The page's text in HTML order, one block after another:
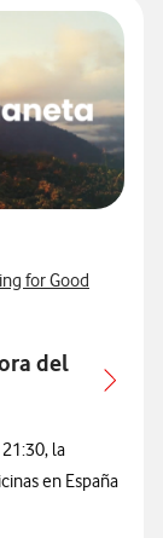
con
de prensa
for Good
del
la
en España